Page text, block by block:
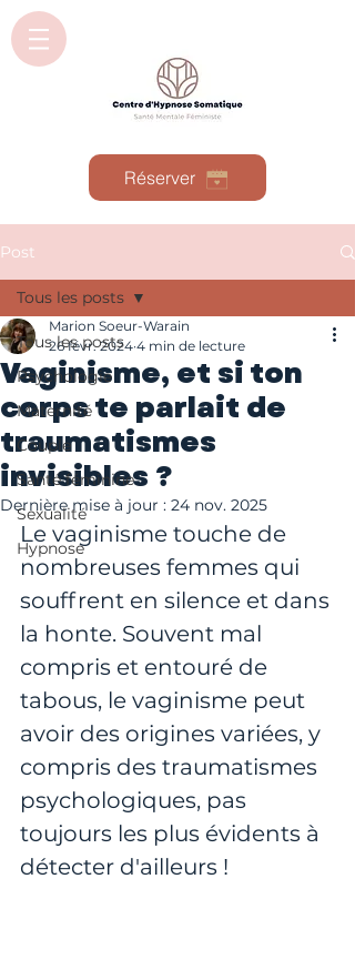
Réserver
Post
Tous les posts
Psychologie
Maternité
Couple
Santé féminine
Sexualité
Hypnose
Tous les posts
Vaginisme, et si ton
corps te parlait de
traumatismes
invisibles ?
Marion Soeur-Warain
26 févr. 2024 4 min de lecture
Dernière mise à jour : 24 nov. 2025
Le vaginisme touche de
nombreuses femmes qui
souffrent en silence et dans
la honte. Souvent mal
compris et entouré de
tabous, le vaginisme peut
avoir des origines variées, y
compris des traumatismes
psychologiques, pas
toujours les plus évidents à
détecter d'ailleurs !